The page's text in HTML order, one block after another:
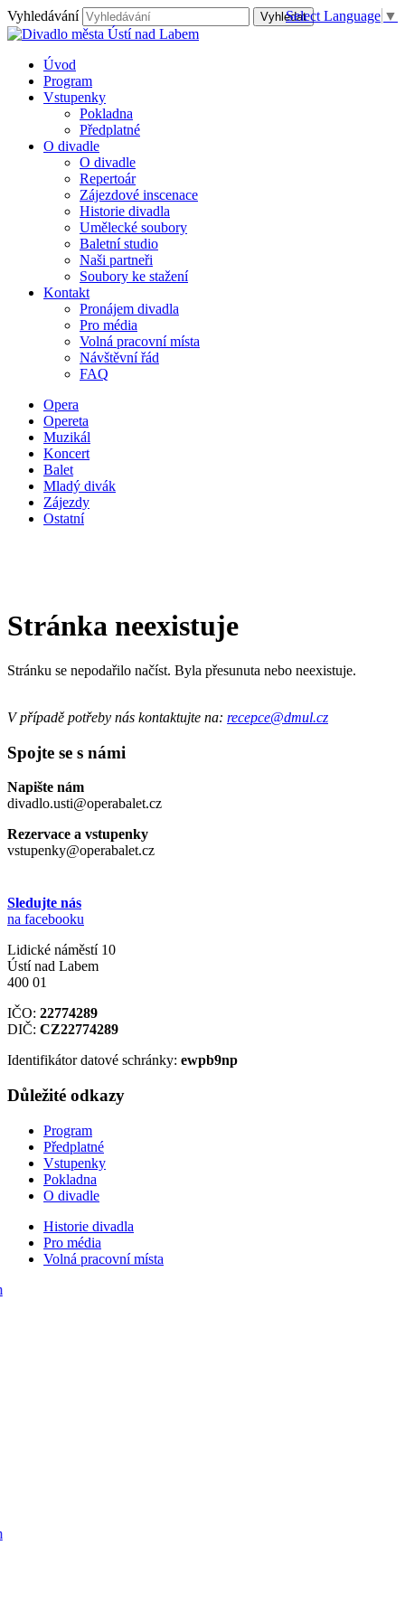
Vyhledávání
Úvod
Program
Vstupenky
Pokladna
Předplatné
O divadle
O divadle
Repertoár
Zájezdové inscenace
Historie divadla
Umělecké soubory
Baletní studio
Naši partneři
Soubory ke stažení
Kontakt
Pronájem divadla
Pro média
Volná pracovní místa
Návštěvní řád
FAQ
Select Language ▼
Opera
Opereta
Muzikál
Koncert
Balet
Mladý divák
Zájezdy
Ostatní
Stránka neexistuje
Stránku se nepodařilo načíst. Byla přesunuta nebo neexistuje.
V případě potřeby nás kontaktujte na: recepce@dmul.cz
Spojte se s námi
Napište nám
divadlo.usti@operabalet.cz
Rezervace a vstupenky
vstupenky@operabalet.cz
Sledujte nás
na facebooku
Lidické náměstí 10
Ústí nad Labem
400 01
IČO: 22774289
DIČ: CZ22774289
Identifikátor datové schránky: ewpb9np
Důležité odkazy
Program
Předplatné
Vstupenky
Pokladna
O divadle
Historie divadla
Pro média
Volná pracovní místa